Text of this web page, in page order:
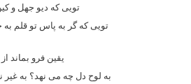
تویی که دیو جهل و کین
تویی که گر به پاس تو قلم
یقین فرو بماند از
به لوح دل چه می نهد؟ به